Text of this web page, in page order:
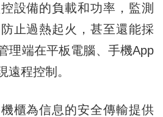
設備的負載和功率，監測
止過熱起火，甚至還能採
理端在平板電腦、手機App
遠程控制。
為信息的安全傳輸提供